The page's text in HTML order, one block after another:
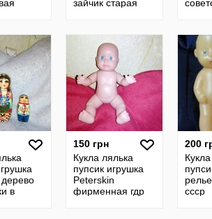
зайчик старая
ссср
в
150 грн
Кукла лялька
пупсик игрушка
Peterskin
фирменная гдр
200
ссср